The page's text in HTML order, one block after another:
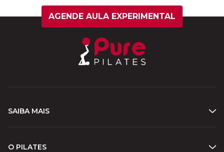
AGENDE AULA EXPERIMENTAL
SAIBA MAIS
O PILATES